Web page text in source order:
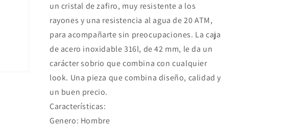
un cristal de zafiro, muy resistente a los
rayones y una resistencia al agua de 20 ATM,
para acompañarte sin preocupaciones. La caja
de acero inoxidable 316l, de 42 mm, le da un
carácter sobrio que combina con cualquier
look. Una pieza que combina diseño, calidad y
un buen precio.
Características:
Genero: Hombre